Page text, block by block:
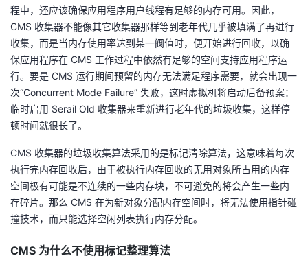
程中，还应该确保应用程序用户线程有足够的内存可用。因此，
CMS 收集器不能像其它收集器那样等到老年代几乎被填满了再进行
收集，而是当内存使用率达到某一阀值时，便开始进行回收，以确
保应用程序在 CMS 工作过程中依然有足够的空间支持应用程序运
行。要是 CMS 运行期间预留的内存无法满足程序需要，就会出现一
次“Concurrent Mode Failure” 失败，这时虚拟机将启动后备预案：
临时启用 Serail Old 收集器来重新进行老年代的垃圾收集，这样停
顿时间就很长了。
CMS 收集器的垃圾收集算法采用的是标记清除算法，这意味着每次
执行完内存回收后，由于被执行内存回收的无用对象所占用的内存
空间极有可能是不连续的一些内存块，不可避免的将会产生一些内
存碎片。那么 CMS 在为新对象分配内存空间时，将无法使用指针碰
撞技术，而只能选择空闲列表执行内存分配。
CMS 为什么不使用标记整理算法